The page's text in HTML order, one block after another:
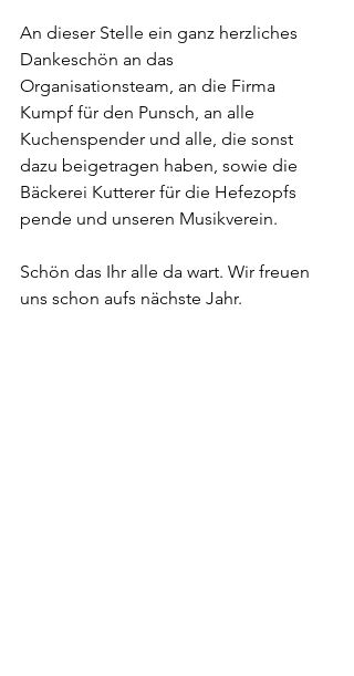
An dieser Stelle ein ganz herzliches
Dankeschön an das
Organisationsteam, an die Firma
Kumpf für den Punsch, an alle
Kuchenspender und alle, die sonst
dazu beigetragen haben, sowie die
Bäckerei Kutterer für die Hefezopfs
pende und unseren Musikverein.
Schön das Ihr alle da wart. Wir freuen
uns schon aufs nächste Jahr.